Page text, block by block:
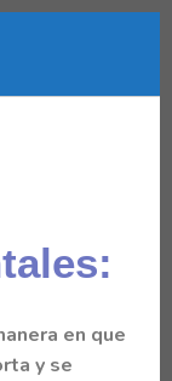
en que
y se